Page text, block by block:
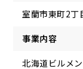
室蘭市東町2丁
事業内容
北海道ビルメ